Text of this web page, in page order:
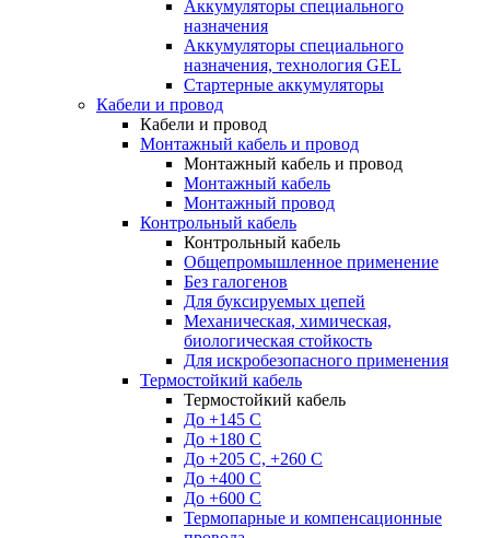
Аккумуляторы специального
назначения
Аккумуляторы специального
назначения, технология GEL
Стартерные аккумуляторы
Кабели и провод
Кабели и провод
Монтажный кабель и провод
Монтажный кабель и провод
Монтажный кабель
Монтажный провод
Контрольный кабель
Контрольный кабель
Общепромышленное применение
Без галогенов
Для буксируемых цепей
Механическая, химическая,
биологическая стойкость
Для искробезопасного применения
Термостойкий кабель
Термостойкий кабель
До +145 С
До +180 C
До +205 С, +260 С
До +400 C
До +600 С
Термопарные и компенсационные